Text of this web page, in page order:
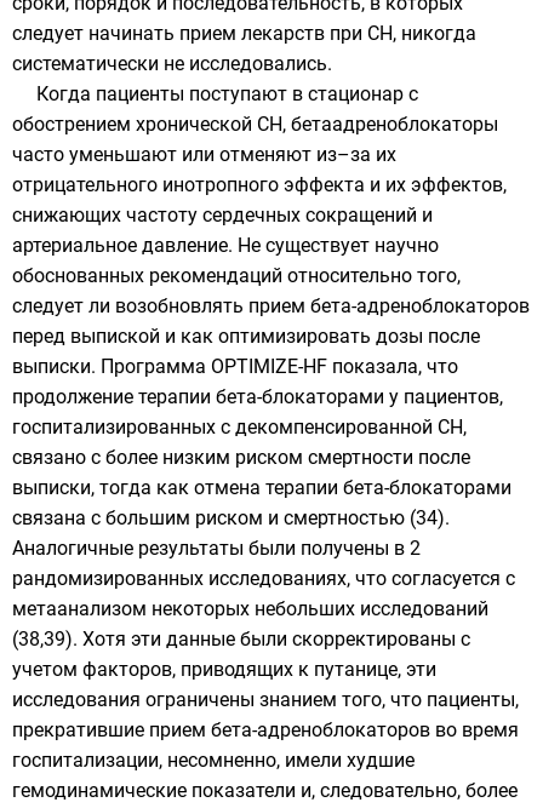
следует начинать прием лекарств при СН, никогда
систематически не исследовались.
Когда пациенты поступают в стационар с
обострением хронической СН, бетаадреноблокаторы
часто уменьшают или отменяют из–за их
отрицательного инотропного эффекта и их эффектов,
снижающих частоту сердечных сокращений и
артериальное давление. Не существует научно
обоснованных рекомендаций относительно того,
следует ли возобновлять прием бета-адреноблокаторов
перед выпиской и как оптимизировать дозы после
выписки. Программа OPTIMIZE-HF показала, что
продолжение терапии бета-блокаторами у пациентов,
госпитализированных с декомпенсированной СН,
связано с более низким риском смертности после
выписки, тогда как отмена терапии бета-блокаторами
связана с большим риском и смертностью (34).
Аналогичные результаты были получены в 2
рандомизированных исследованиях, что согласуется с
метаанализом некоторых небольших исследований
(38,39). Хотя эти данные были скорректированы с
учетом факторов, приводящих к путанице, эти
исследования ограничены знанием того, что пациенты,
прекратившие прием бета-адреноблокаторов во время
госпитализации, несомненно, имели худшие
гемодинамические показатели и, следовательно, более